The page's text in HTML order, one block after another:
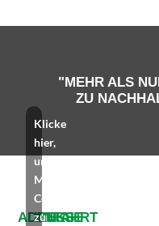
"MEHR ALS
ZU
ADRESSE
ANFAHRT
Klicke
hier,
um
Marketing-
Cookies
zu
LINKS